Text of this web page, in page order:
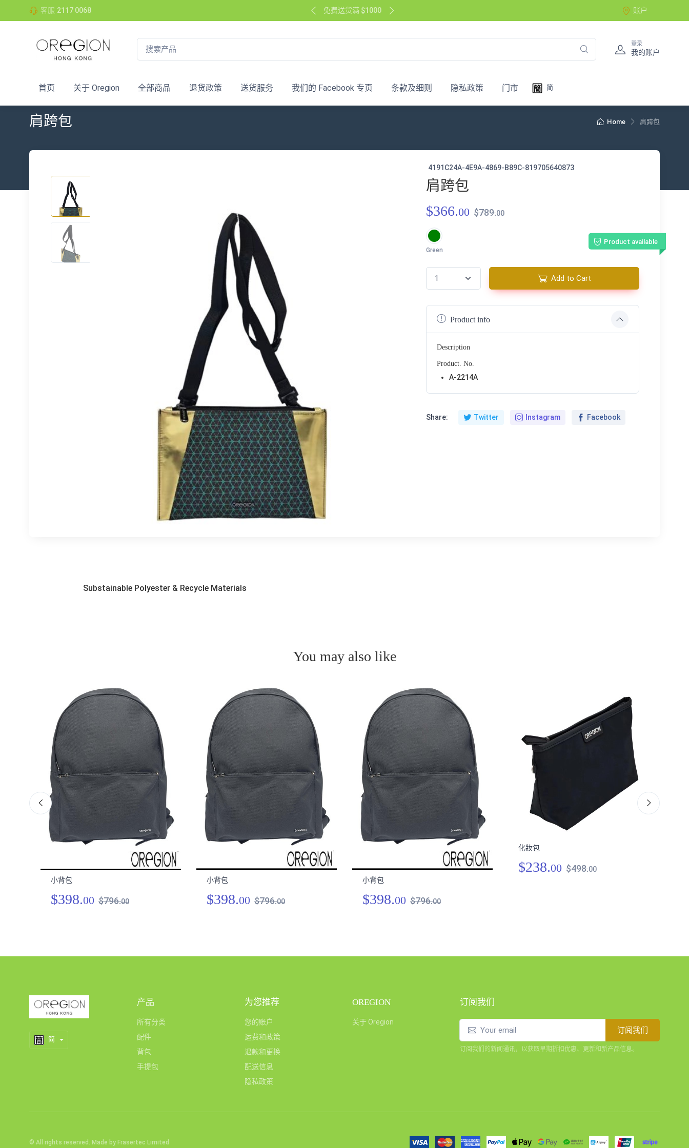
客服 2117 0068 免费送货满 $1000 账户
登录
我的账户
首页 关于 Oregion 全部商品 退货政策 送货服务 我们的 Facebook 专页 条款及细则 隐私政策 门市 简
Home 肩跨包
肩跨包
4191C24A-4E9A-4869-B89C-819705640873
肩跨包
$366.00 $789.00
Green
Product available
Add to Cart
Product info
Description
Product. No.
A-2214A
Share: Twitter Instagram Facebook
Substainable Polyester & Recycle Materials
You may also like
小背包
$398.00 $796.00
小背包
$398.00 $796.00
小背包
$398.00 $796.00
化妝包
$238.00 $498.00
简
产品
所有分类
配件
背包
手提包
为您推荐
您的账户
运费和政策
退款和更换
配送信息
隐私政策
OREGION
关于 Oregion
订阅我们
订阅我们
订阅我们的新闻通讯，以获取早期折扣优惠、更新和新产品信息。
© All rights reserved. Made by Frasertec Limited